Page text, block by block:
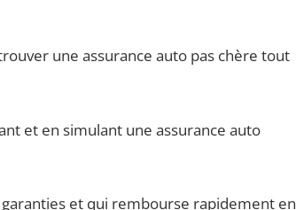
une assurance auto pas chère tout
et en simulant une assurance auto
garanties et qui rembourse rapidement en